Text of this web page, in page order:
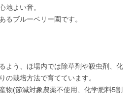
地よい音。
るブルーベリー園です。
よう、ほ場内では除草剤や殺虫剤、化
の栽培方法で育てています。
物(節減対象農薬不使用、化学肥料5割